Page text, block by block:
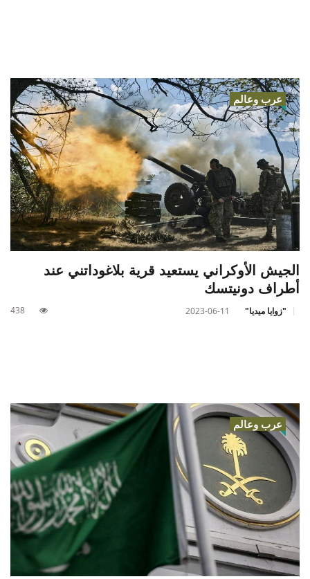
عرب وعالم
الجيش الأوكراني يستعيد قرية بلاغوداتني عند
أطراف دونيتسك
"زوايا ميديا" 2023-06-11
438
عرب وعالم